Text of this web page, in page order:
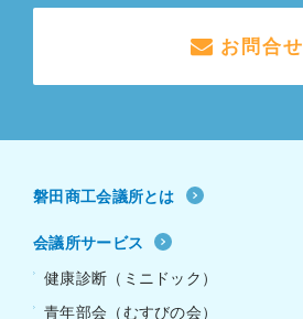
お問合せ
磐田商工会議所とは
会議所サービス
健康診断（ミニドック）
青年部会（むすびの会）